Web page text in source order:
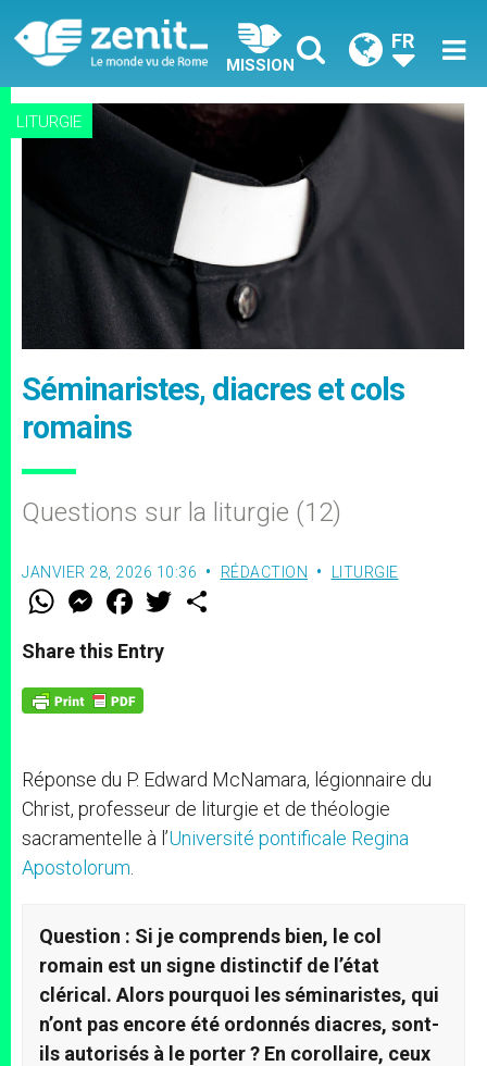
MISSION
FR
LITURGIE
Séminaristes, diacres et cols
romains
Questions sur la liturgie (12)
JANVIER 28, 2026 10:36 RÉDACTION LITURGIE
W
t
s
p
p
M
e
s
e
g
e
F
a
e
b
o
k
w
Share this Entry
Réponse du P. Edward McNamara, légionnaire du
Christ, professeur de liturgie et de théologie
sacramentelle à l’Université pontificale Regina
Apostolorum
Question : Si je comprends bien, le col
romain est un signe distinctif de l’état
clérical. Alors pourquoi les séminaristes, qui
n’ont pas encore été ordonnés diacres, sont-
ils autorisés à le porter ? En corollaire, ceux